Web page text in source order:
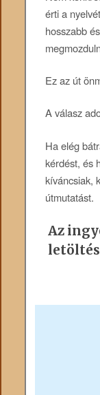
érti a
hosszabb
Ez az út
A válasz
Ha elég
kérdést, és
kíváncsiak,
útmutatást.
Az